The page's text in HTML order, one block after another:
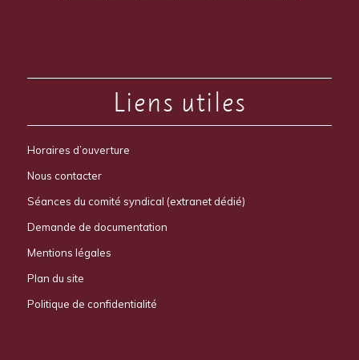
Liens utiles
Horaires d’ouverture
Nous contacter
Séances du comité syndical (extranet dédié)
Demande de documentation
Mentions légales
Plan du site
Politique de confidentialité